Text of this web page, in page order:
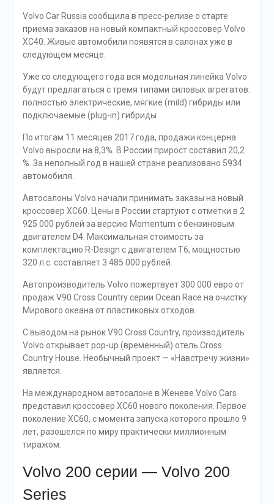
Volvo Car Russia сообщила в пресс-релизе о старте
приема заказов на новый компактный кроссовер Volvo
XC40. Живые автомобили появятся в салонах уже в
следующем месяце.
Уже со следующего года вся модельная линейка Volvo
будут предлагаться с тремя типами силовых агрегатов:
полностью электрические, мягкие (mild) гибриды или
подключаемые (plug-in) гибриды
По итогам 11 месяцев 2017 года, продажи концерна
Volvo выросли на 8,3%. В России прирост составил 20,2
%. За неполный год в нашей стране реализовано 5934
автомобиля.
Автосалоны Volvo начали принимать заказы на новый
кроссовер XC60. Цены в России стартуют с отметки в 2
925 000 рублей за версию Momentum с бензиновым
двигателем D4. Максимальная стоимость за
комплектацию R-Design с двигателем T6, мощностью
320 л.с. составляет 3 485 000 рублей.
Автопроизводитель Volvo пожертвует 300 000 евро от
продаж V90 Cross Country серии Ocean Race на очистку
Мирового океана от пластиковых отходов.
С выводом на рынок V90 Cross Country, производитель
Volvo открывает pop-up (временный) отель Cross
Country House. Необычный проект — «Навстречу жизни»
является.
На международном автосалоне в Женеве Volvo Cars
представил кроссовер XC60 нового поколения. Первое
поколение XC60, с момента запуска которого прошло 9
лет, разошелся по миру практически миллионным
тиражом.
Volvo 200 серии — Volvo 200
Series